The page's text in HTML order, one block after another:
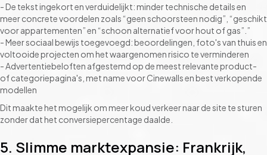
- De tekst ingekort en verduidelijkt: minder technische details en
meer concrete voordelen zoals “geen schoorsteen nodig”, “geschikt
voor appartementen” en “schoon alternatief voor hout of gas”.”
- Meer sociaal bewijs toegevoegd: beoordelingen, foto's van thuis en
voltooide projecten om het waargenomen risico te verminderen
- Advertentiebeloften afgestemd op de meest relevante product-
of categoriepagina's, met name voor Cinewalls en best verkopende
modellen
Dit maakte het mogelijk om meer koud verkeer naar de site te sturen
zonder dat het conversiepercentage daalde.
5. Slimme marktexpansie: Frankrijk,